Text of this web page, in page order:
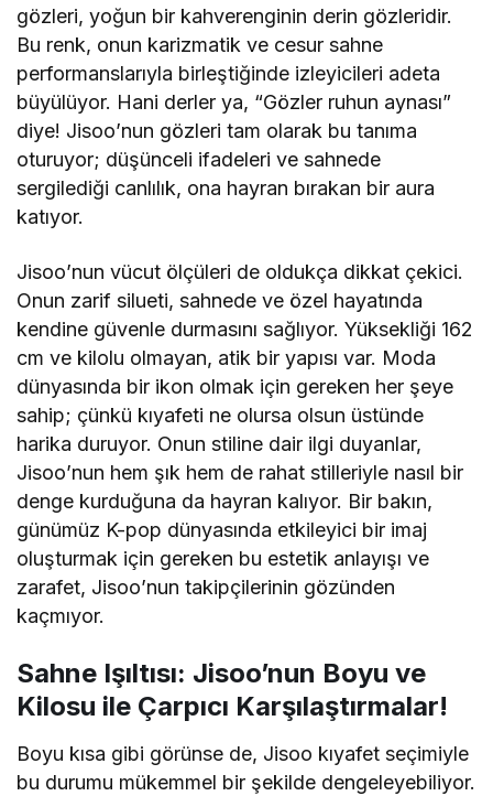
gözleri, yoğun bir kahverenginin derin gözleridir.
Bu renk, onun karizmatik ve cesur sahne
performanslarıyla birleştiğinde izleyicileri adeta
büyülüyor. Hani derler ya, “Gözler ruhun aynası”
diye! Jisoo’nun gözleri tam olarak bu tanıma
oturuyor; düşünceli ifadeleri ve sahnede
sergilediği canlılık, ona hayran bırakan bir aura
katıyor.
Jisoo’nun vücut ölçüleri de oldukça dikkat çekici.
Onun zarif silueti, sahnede ve özel hayatında
kendine güvenle durmasını sağlıyor. Yüksekliği 162
cm ve kilolu olmayan, atik bir yapısı var. Moda
dünyasında bir ikon olmak için gereken her şeye
sahip; çünkü kıyafeti ne olursa olsun üstünde
harika duruyor. Onun stiline dair ilgi duyanlar,
Jisoo’nun hem şık hem de rahat stilleriyle nasıl bir
denge kurduğuna da hayran kalıyor. Bir bakın,
günümüz K-pop dünyasında etkileyici bir imaj
oluşturmak için gereken bu estetik anlayışı ve
zarafet, Jisoo’nun takipçilerinin gözünden
kaçmıyor.
Sahne Işıltısı: Jisoo’nun Boyu ve
Kilosu ile Çarpıcı Karşılaştırmalar!
Boyu kısa gibi görünse de, Jisoo kıyafet seçimiyle
bu durumu mükemmel bir şekilde dengeleyebiliyor.